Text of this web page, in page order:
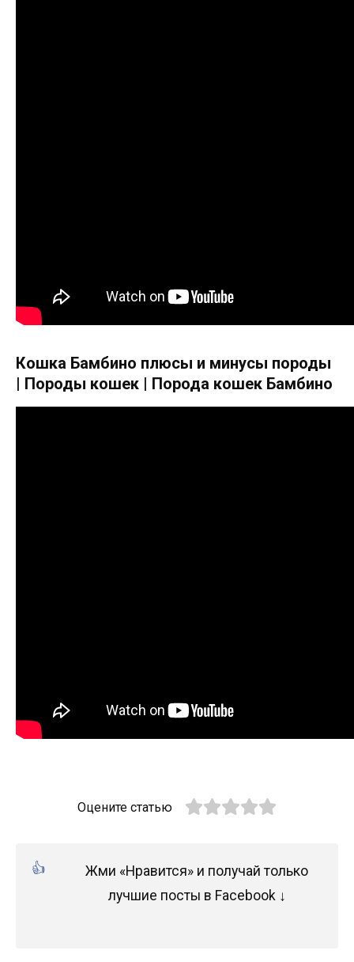
Кошка Бамбино плюсы и минусы породы
| Породы кошек | Порода кошек Бамбино
Оцените статью
Жми «Нравится» и получай только
лучшие посты в Facebook ↓